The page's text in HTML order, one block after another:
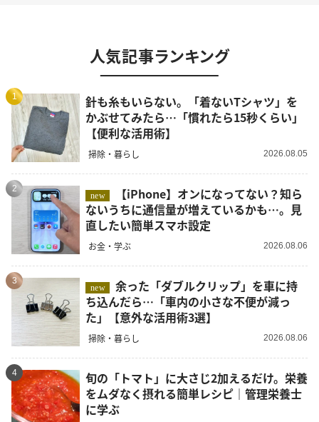
人気記事ランキング
1
針も糸もいらない。「着ないTシャツ」を
かぶせてみたら…「慣れたら15秒くらい」
【便利な活用術】
掃除・暮らし 2026.08.05
2
new
ないうちに通信量が増えているかも…。見
直したい簡単スマホ設定
お金・学ぶ 2026.08.06
3
new
余った「ダブルクリップ」を車に持
ち込んだら…「車内の小さな不便が減っ
た」【意外な活用術3選】
掃除・暮らし 2026.08.06
4
旬の「トマト」に大さじ2加えるだけ。栄養
をムダなく摂れる簡単レシピ｜管理栄養士
に学ぶ